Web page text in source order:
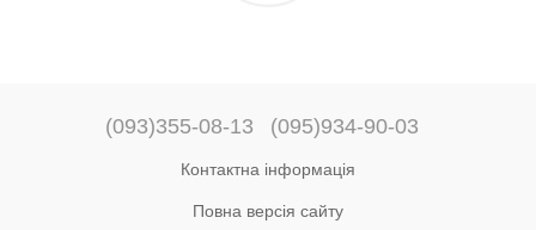
(093)355-08-13 (095)934-90-03
Контактна інформація
Повна версія сайту